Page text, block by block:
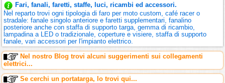
Fari, fanali, faretti, staffe, luci, ricambi ed accessori.
Nel reparto trovi ogni tipologia di faro per moto custom, café racer o
stradale: fanale singolo anteriore e faretti supplementari, fanalino
posteriore anche con staffa di supporto targa, gemma di ricambio,
lampadina a LED o tradizionale, coperture e visiere, staffa di supporto
fanale, vari accessori per l'impianto elettrico.
Nel nostro Blog trovi alcuni suggerimenti sui collegamenti
elettrici...
Se cerchi un portatarga, lo trovi qui...